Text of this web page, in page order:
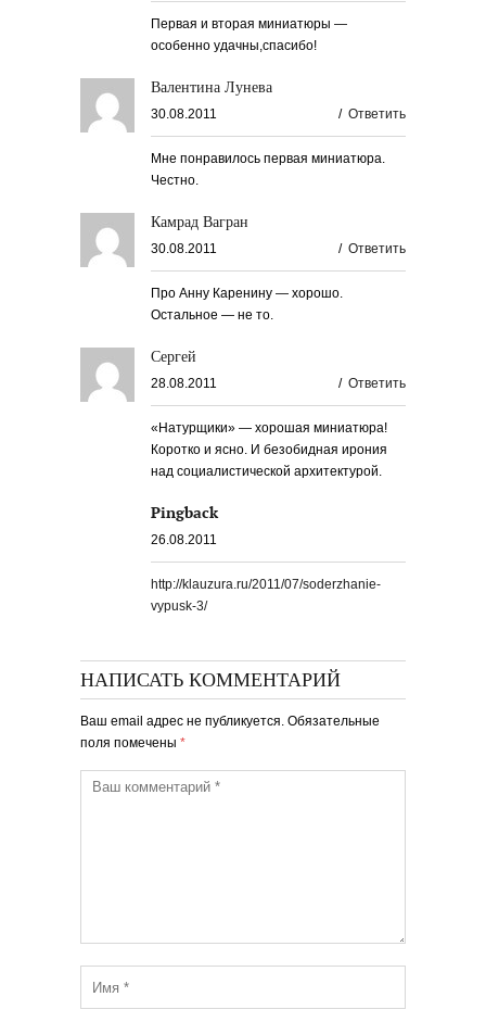
Первая и вторая миниатюры —
особенно удачны,спасибо!
Валентина Лунева
30.08.2011 / Ответить
Мне понравилось первая миниатюра.
Честно.
Камрад Вагран
30.08.2011 / Ответить
Про Анну Каренину — хорошо.
Остальное — не то.
Сергей
28.08.2011 / Ответить
«Натурщики» — хорошая миниатюра!
Коротко и ясно. И безобидная ирония
над социалистической архитектурой.
Pingback
26.08.2011
http://klauzura.ru/2011/07/soderzhanie-
vypusk-3/
НАПИСАТЬ КОММЕНТАРИЙ
Ваш email адрес не публикуется. Обязательные
поля помечены *